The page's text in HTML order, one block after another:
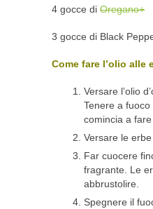
4 gocce di Oregano+
3 gocce di Black
Come fare l’olio alle
Versare l’olio
Tenere a
comincia a
Versare le erbe
Far cuocere
fragrante. Le
abbrustolire.
Spegnere il